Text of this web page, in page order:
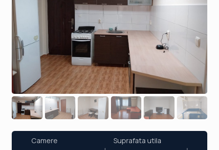
Camere Suprafata utila